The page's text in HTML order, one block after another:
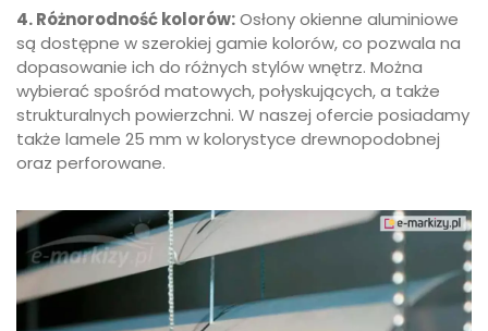
4. Różnorodność kolorów:Osłony okienne aluminiowe
są dostępne w szerokiej gamie kolorów, co pozwala na
dopasowanie ich do różnych stylów wnętrz. Można
wybierać spośród matowych, połyskujących, a także
strukturalnych powierzchni. W naszej ofercie posiadamy
także lamele 25 mm w kolorystyce drewnopodobnej
oraz perforowane.